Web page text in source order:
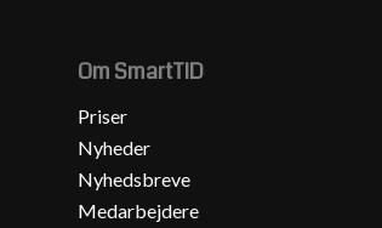
Om SmartTID
Priser
Nyheder
Nyhedsbreve
Medarbejdere